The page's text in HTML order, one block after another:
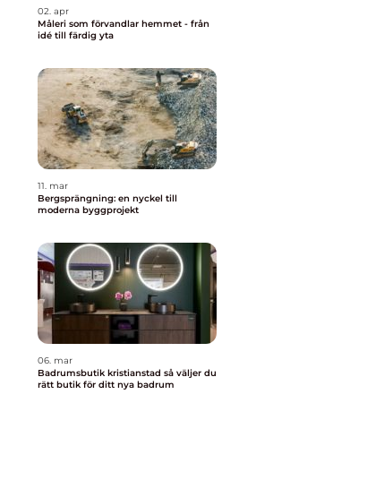
02. apr
Måleri som förvandlar hemmet - från
idé till färdig yta
11. mar
Bergsprängning: en nyckel till
moderna byggprojekt
06. mar
Badrumsbutik kristianstad så väljer du
rätt butik för ditt nya badrum